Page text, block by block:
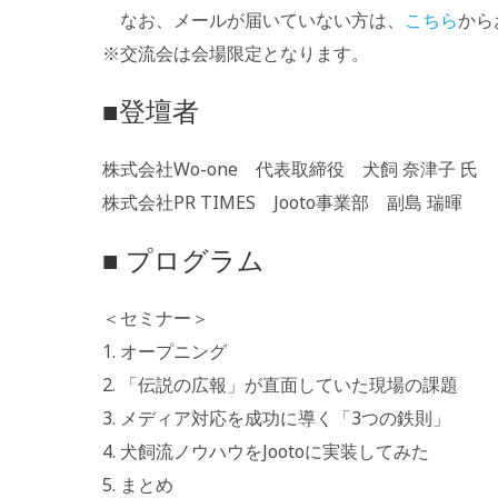
なお、メールが届いていない方は、 こちらから
※交流会は会場限定となります。
■登壇者
株式会社Wo-one 代表取締役 犬飼 奈津子 氏
株式会社PR TIMES Jooto事業部 副島 瑞暉
■ プログラム
＜セミナー＞
1. オープニング
2. 「伝説の広報」が直面していた現場の課題
3. メディア対応を成功に導く「3つの鉄則」
4. 犬飼流ノウハウをJootoに実装してみた
5. まとめ